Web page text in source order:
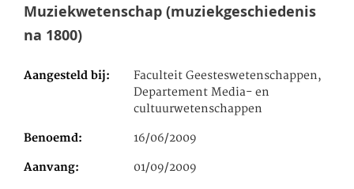
Muziekwetenschap (muziekgeschiedenis
na 1800)
Aangesteld bij
Faculteit Geesteswetenschappen,
Departement Media- en
cultuurwetenschappen
Benoemd 16/06/2009
Aanvang 01/09/2009